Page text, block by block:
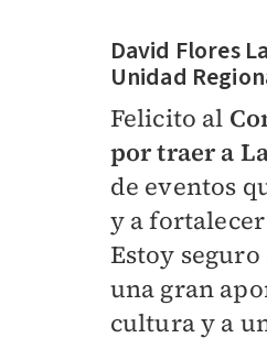
David Flores
Unidad
Felicito al
por traer a
de eventos
y a
Estoy
una gran
cultura y a